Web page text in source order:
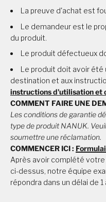
La preuve d'achat est
Le demandeur est le
du produit.
Le produit défectueux
Le produit doit avoir
destination et aux
instructions d'utilisation et
COMMENT FAIRE UNE
Les conditions de garantie
type de produit NANUK.
soumettre une réclamation.
COMMENCER ICI :
Après avoir complété
ci-dessus, notre équipe
répondra dans un délai de